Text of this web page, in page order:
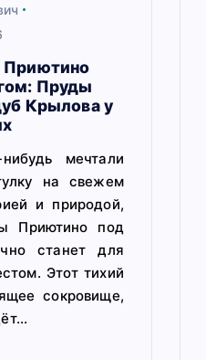
Приютино
Пруды
Крылова у
мечтали
на свежем
и природой,
Приютино под
станет для
Этот тихий
сокровище,